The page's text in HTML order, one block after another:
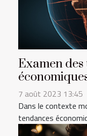
Examen
7 août 2023 13:45
Dans le contexte
tendances